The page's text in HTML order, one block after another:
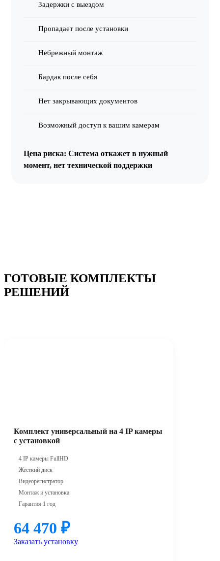
Задержки с выездом
Пропадает после установки
Небрежный монтаж
Бардак после себя
Нет закрывающих документов
Возможный доступ к вашим камерам
Цена риска: Система откажет в нужный
момент, нет технической поддержки
ГОТОВЫЕ КОМПЛЕКТЫ
РЕШЕНИЙ
Комплект универсальный на 4 IP камеры
с установкой
4 IP камеры FullHD
Жесткий диск
Видеорегистратор
Монтаж и установка
Гарантия 1 год
64 470 ₽
Заказать установку